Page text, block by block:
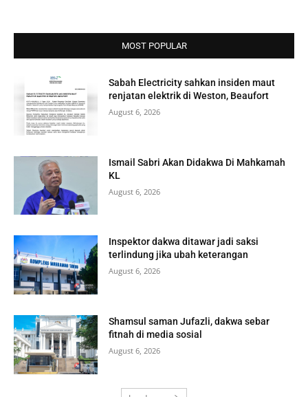
MOST POPULAR
Sabah Electricity sahkan insiden maut
renjatan elektrik di Weston, Beaufort
August 6, 2026
Ismail Sabri Akan Didakwa Di Mahkamah
KL
August 6, 2026
Inspektor dakwa ditawar jadi saksi
terlindung jika ubah keterangan
August 6, 2026
Shamsul saman Jufazli, dakwa sebar
fitnah di media sosial
August 6, 2026